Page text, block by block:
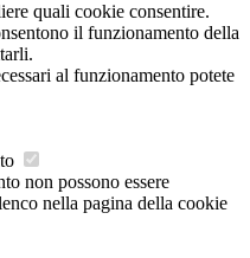
quali cookie consentire.
il funzionamento della
al funzionamento potete
non possono essere
nella pagina della cookie